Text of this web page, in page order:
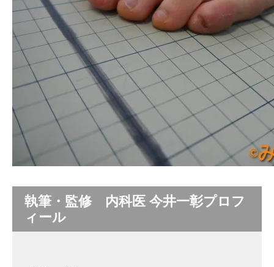
執筆・監修 内科医 今井一彰プロフ
ィール